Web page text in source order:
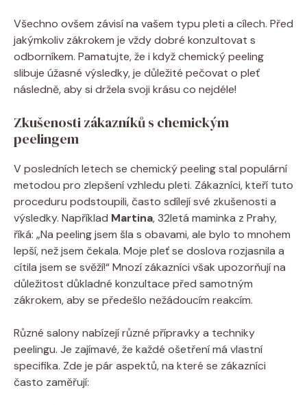
Všechno ovšem závisí na vašem typu pleti a cílech. Před
jakýmkoliv zákrokem je vždy dobré konzultovat s
odborníkem. Pamatujte, že i když chemický peeling
slibuje úžasné výsledky, je důležité pečovat o pleť
následně, aby si držela svoji krásu co nejdéle!
Zkušenosti zákazníků s chemickým
peelingem
V posledních letech se chemický peeling stal populární
metodou pro zlepšení vzhledu pleti. Zákazníci, kteří tuto
proceduru podstoupili, často sdílejí své zkušenosti a
výsledky. Například Martina, 32letá maminka z Prahy,
říká: „Na peeling jsem šla s obavami, ale bylo to mnohem
lepší, než jsem čekala. Moje pleť se doslova rozjasnila a
cítila jsem se svěží!“ Mnozí zákazníci však upozorňují na
důležitost důkladné konzultace před samotným
zákrokem, aby se předešlo nežádoucím reakcím.
Různé salony nabízejí různé přípravky a techniky
peelingu. Je zajímavé, že každé ošetření má vlastní
specifika. Zde je pár aspektů, na které se zákazníci
často zaměřují: